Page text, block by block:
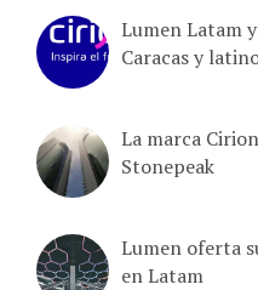
Lumen Latam
Caracas y
La marca
Stonepeak
Lumen oferta
en Latam